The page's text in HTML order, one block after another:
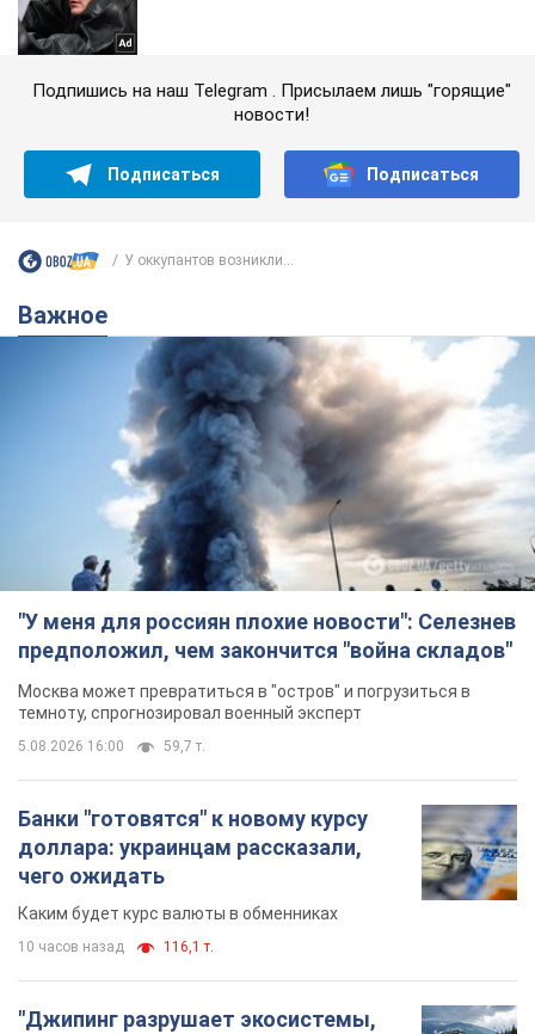
Подпишись на наш Telegram . Присылаем лишь "горящие"
новости!
Подписаться Подписаться
У оккупантов возникли...
Важное
"У меня для россиян плохие новости": Селезнев
предположил, чем закончится "война складов"
Москва может превратиться в "остров" и погрузиться в
темноту, спрогнозировал военный эксперт
5.08.2026 16:00 59,7 т.
Банки "готовятся" к новому курсу
доллара: украинцам рассказали,
чего ожидать
Каким будет курс валюты в обменниках
10 часов назад 116,1 т.
"Джипинг разрушает экосистемы,